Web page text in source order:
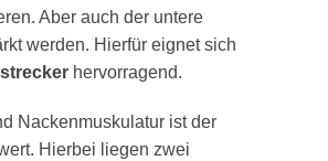
Aber auch der untere
werden. Hierfür eignet sich
hervorragend.
Nackenmuskulatur ist der
Hierbei liegen zwei